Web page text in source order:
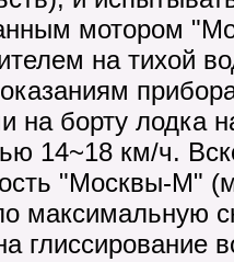
мотором
на тихой
на борту лодка
14~18 км/ч.
"Москвы-М"
максимальную
глиссирование